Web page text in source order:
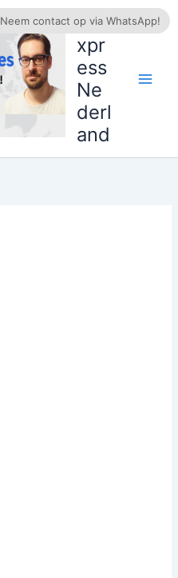
AliE
xpr
ess
Ne
derl
and
Neem contact op via WhatsApp!